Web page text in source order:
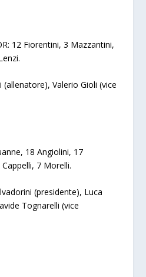
: 12 Fiorentini, 3 Mazzantini,
(allenatore), Valerio Gioli (vice
18 Angiolini, 17
7 Morelli.
(presidente), Luca
Tognarelli (vice